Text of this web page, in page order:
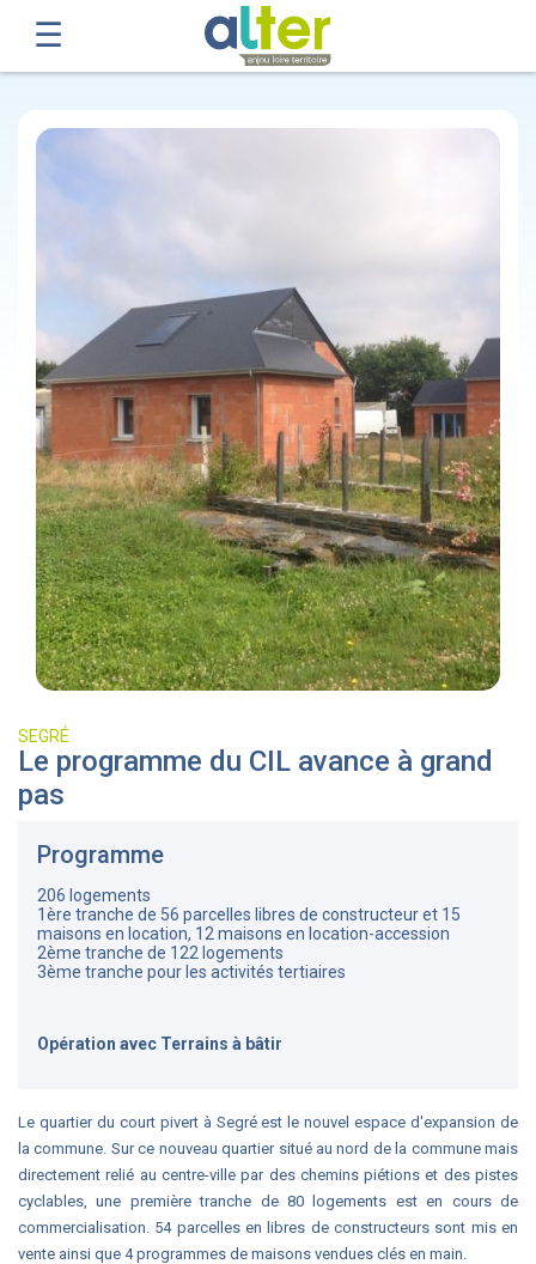
SEGRÉ
Le programme du CIL avance à grand
pas
Programme
206 logements
1ère tranche de 56 parcelles libres de constructeur et 15
maisons en location, 12 maisons en location-accession
2ème tranche de 122 logements
3ème tranche pour les activités tertiaires
Opération avec Terrains à bâtir
Le quartier du court pivert à Segré est le nouvel espace d'expansion de
la commune. Sur ce nouveau quartier situé au nord de la commune mais
directement relié au centre-ville par des chemins piétions et des pistes
cyclables, une première tranche de 80 logements est en cours de
commercialisation. 54 parcelles en libres de constructeurs sont mis en
vente ainsi que 4 programmes de maisons vendues clés en main.